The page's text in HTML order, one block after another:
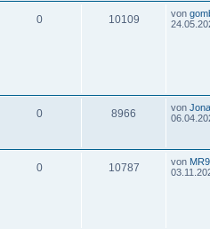
0 10109 von
0 8966 von
0 10787 von